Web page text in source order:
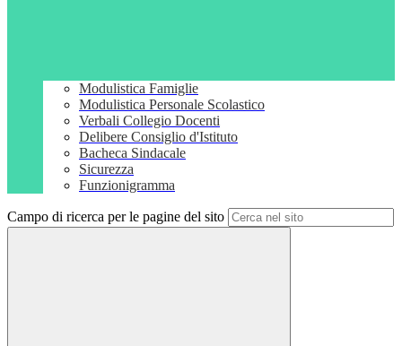
Modulistica Famiglie
Modulistica Personale Scolastico
Verbali Collegio Docenti
Delibere Consiglio d'Istituto
Bacheca Sindacale
Sicurezza
Funzionigramma
Campo di ricerca per le pagine del sito